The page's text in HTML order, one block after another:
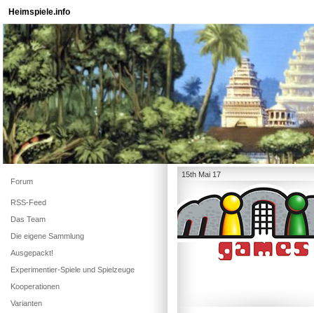
Heimspiele.info
15th Mai 17
Forum
RSS-Feed
Das Team
Die eigene Sammlung
Ausgepackt!
Experimentier-Spiele und Spielzeuge
Kooperationen
Varianten